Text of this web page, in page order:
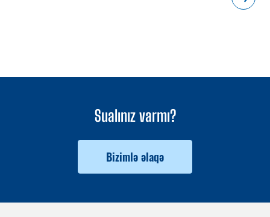
Sualınız varmı?
Bizimlə əlaqə